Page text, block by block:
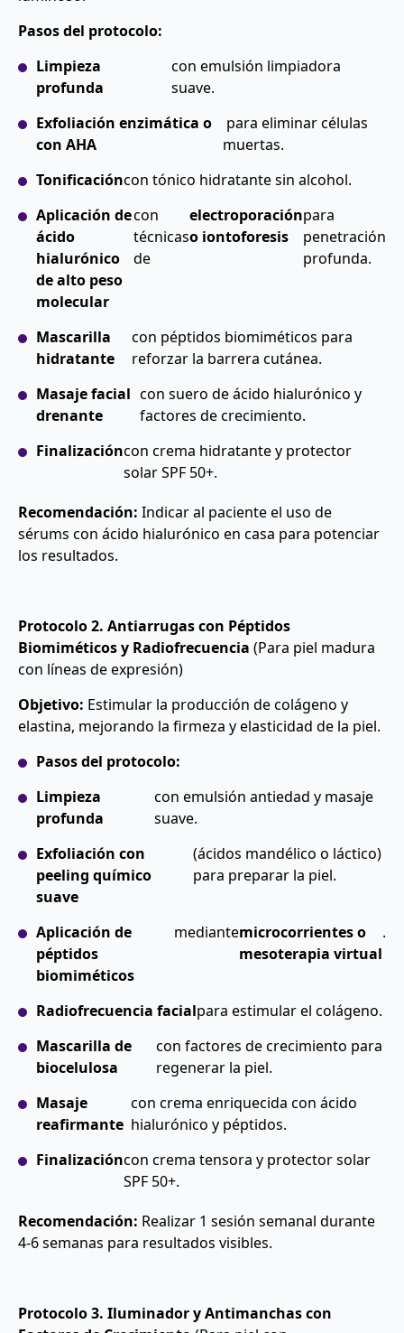
Pasos del protocolo:
Limpieza
profunda
con emulsión limpiadora
suave.
Exfoliación enzimática o
con AHA
para eliminar células
muertas.
Tonificacióncon tónico hidratante sin alcohol.
Aplicación de
ácido
hialurónico
de alto peso
molecular
con
técnicas
de
electroporación
o iontoforesis
para
penetración
profunda.
Mascarilla
hidratante
con péptidos biomiméticos para
reforzar la barrera cutánea.
Masaje facial
drenante
con suero de ácido hialurónico y
factores de crecimiento.
Finalizacióncon crema hidratante y protector
solar SPF 50+.
Recomendación: Indicar al paciente el uso de
sérums con ácido hialurónico en casa para potenciar
los resultados.
Protocolo 2. Antiarrugas con Péptidos
Biomiméticos y Radiofrecuencia (Para piel madura
con líneas de expresión)
Objetivo: Estimular la producción de colágeno y
elastina, mejorando la firmeza y elasticidad de la piel.
Pasos del protocolo:
Limpieza
profunda
con emulsión antiedad y masaje
suave.
Exfoliación con
peeling químico
suave
(ácidos mandélico o láctico)
para preparar la piel.
Aplicación de
péptidos
biomiméticos
mediantemicrocorrientes o
mesoterapia virtual
.
Radiofrecuencia facialpara estimular el colágeno.
Mascarilla de
biocelulosa
con factores de crecimiento para
regenerar la piel.
Masaje
reafirmante
con crema enriquecida con ácido
hialurónico y péptidos.
Finalizacióncon crema tensora y protector solar
SPF 50+.
Recomendación: Realizar 1 sesión semanal durante
4-6 semanas para resultados visibles.
Protocolo 3. Iluminador y Antimanchas con